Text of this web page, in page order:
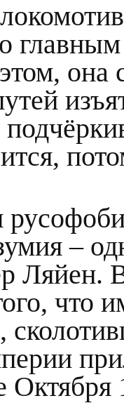
она
–
Ляйен.
что
Октября